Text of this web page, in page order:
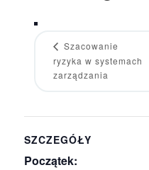
SZCZEGÓŁY
Początek:
Szacowanie
ryzyka w systemach
zarządzania